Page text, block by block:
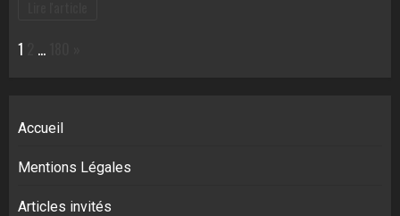
Page:
1 …
Accueil
Mentions Légales
Articles invités